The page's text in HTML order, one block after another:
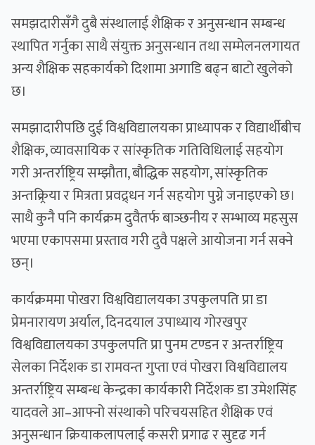
समझदारीसँगै दुबै संस्थालाई शैक्षिक र अनुसन्धान सम्बन्ध
स्थापित गर्नुका साथै संयुक्त अनुसन्धान तथा सम्मेलनलगायत
अन्य शैक्षिक सहकार्यको दिशामा अगाडि बढ्न बाटो खुलेको
छ।
समझादारीपछि दुई विश्वविद्यालयका प्राध्यापक र विद्यार्थीबीच
शैक्षिक, व्यावसायिक र सांस्कृतिक गतिविधिलाई सहयोग
गरी अन्तर्राष्ट्रिय सम्झौता, बौद्धिक सहयोग, सांस्कृतिक
अन्तक्र्रिया र मित्रता प्रवद्र्धन गर्न सहयोग पुग्ने जनाइएको छ।
साथै कुनै पनि कार्यक्रम दुवैतर्फ बाञ्छनीय र सम्भाव्य महसुस
भएमा एकापसमा प्रस्ताव गरी दुवै पक्षले आयोजना गर्न सक्ने
छन्।
कार्यक्रममा पोखरा विश्वविद्यालयका उपकुलपति प्रा डा
प्रेमनारायण अर्याल, दिनदयाल उपाध्याय गोरखपुर
विश्वविद्यालयका उपकुलपति प्रा पुनम टण्डन र अन्तर्राष्ट्रिय
सेलका निर्देशक डा रामवन्त गुप्ता एवं पोखरा विश्वविद्यालय
अन्तर्राष्ट्रिय सम्बन्ध केन्द्रका कार्यकारी निर्देशक डा उमेशसिंह
यादवले आ–आफ्नो संस्थाको परिचयसहित शैक्षिक एवं
अनुसन्धान क्रियाकलापलाई कसरी प्रगाढ र सुदृढ गर्न